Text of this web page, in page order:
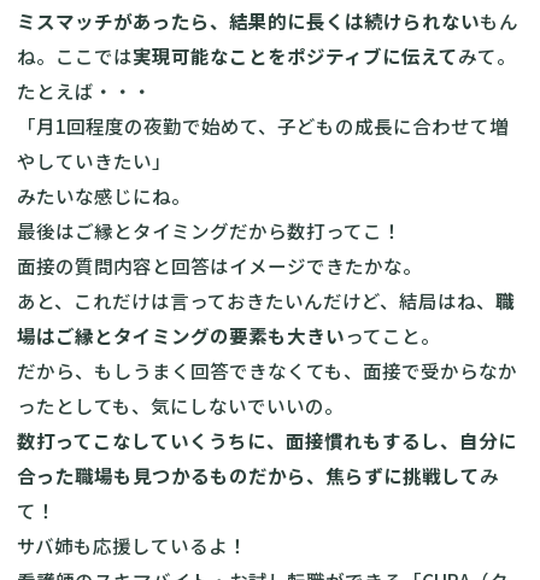
ミスマッチがあったら、結果的に長くは続けられないもん
ね。ここでは実現可能なことをポジティブに伝えてみて。
たとえば・・・
「月1回程度の夜勤で始めて、子どもの成長に合わせて増
やしていきたい」
みたいな感じにね。
最後はご縁とタイミングだから数打ってこ！
面接の質問内容と回答はイメージできたかな。
あと、これだけは言っておきたいんだけど、結局はね、 職
場はご縁とタイミングの要素も大きいってこと。
だから、もしうまく回答できなくても、面接で受からなか
ったとしても、気にしないでいいの。
数打ってこなしていくうちに、面接慣れもするし、自分に
合った職場も見つかるものだから、焦らずに挑戦してみ
て！
サバ姉も応援しているよ！